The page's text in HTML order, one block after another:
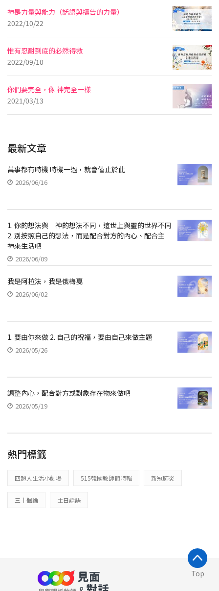
神是力量與能力（話語與禱告的力量）
2022/10/22
惟有忍耐到底的必然得救
2022/09/10
你們要完全，像 神完全一樣
2021/03/13
最新文章
萬事都有時機 時機一過，就會僅止於此
2026/06/16
1. 你的想法與 神的想法不同，這世上與靈的世界不同
2. 別按照自己的想法，而是配合對方的內心、配合主
神來生活吧
2026/06/09
我是阿拉法，我是俄梅戛
2026/06/02
1. 要由你來做 2. 自己的祝福，要由自己來做主題
2026/05/26
調整內心，配合對方或對象存在物來做吧
2026/05/19
熱門標籤
四超人生活小劇場 515韓國教師節特輯 新冠肺炎
三十個論 主日話語
Top